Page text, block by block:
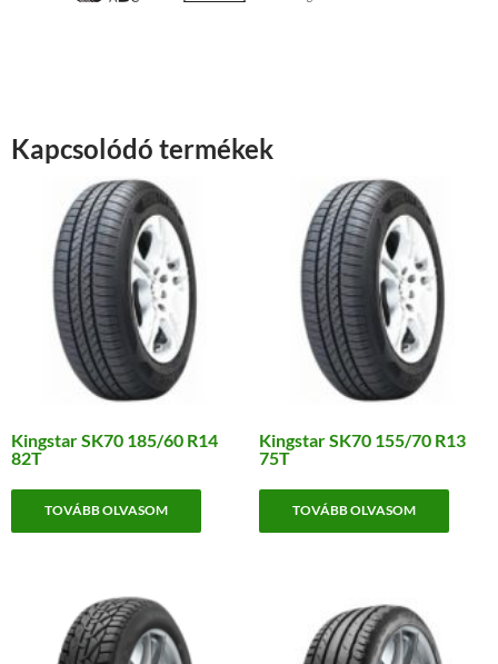
Kapcsolódó termékek
Kingstar SK70 185/60 R14
82T
TOVÁBB OLVASOM
Kingstar SK70 155/70 R13
75T
TOVÁBB OLVASOM